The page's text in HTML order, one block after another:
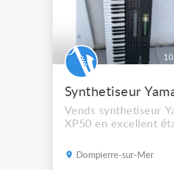
Vends synthetiseur
XP50 en excellent
Dompierre-sur-Mer